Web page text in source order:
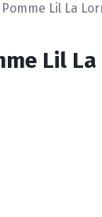
Lil La
Lil